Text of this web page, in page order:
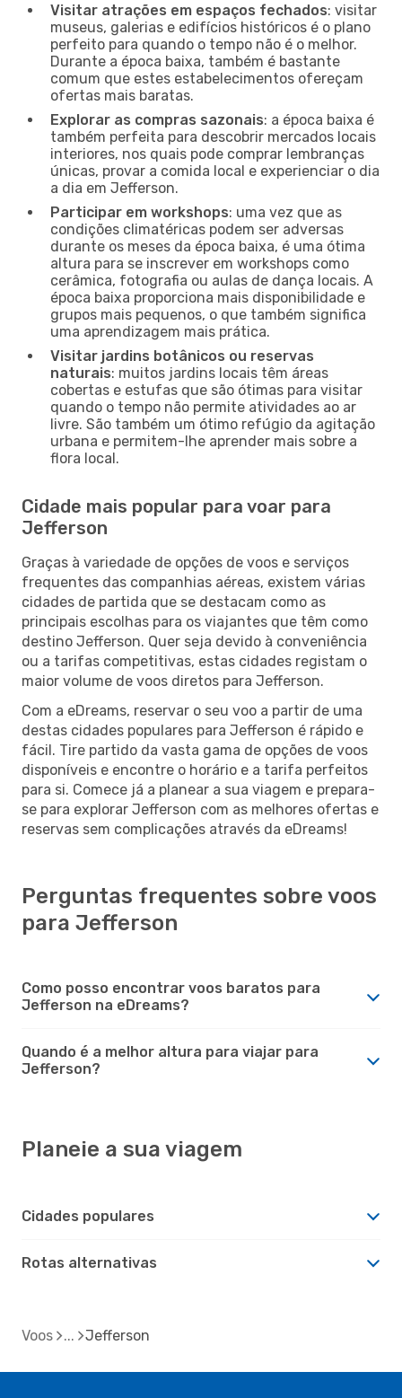
Visitar atrações em espaços fechados: visitar
museus, galerias e edifícios históricos é o plano
perfeito para quando o tempo não é o melhor.
Durante a época baixa, também é bastante
comum que estes estabelecimentos ofereçam
ofertas mais baratas.
Explorar as compras sazonais: a época baixa é
também perfeita para descobrir mercados locais
interiores, nos quais pode comprar lembranças
únicas, provar a comida local e experienciar o dia
a dia em Jefferson.
Participar em workshops: uma vez que as
condições climatéricas podem ser adversas
durante os meses da época baixa, é uma ótima
altura para se inscrever em workshops como
cerâmica, fotografia ou aulas de dança locais. A
época baixa proporciona mais disponibilidade e
grupos mais pequenos, o que também significa
uma aprendizagem mais prática.
Visitar jardins botânicos ou reservas
naturais: muitos jardins locais têm áreas
cobertas e estufas que são ótimas para visitar
quando o tempo não permite atividades ao ar
livre. São também um ótimo refúgio da agitação
urbana e permitem-lhe aprender mais sobre a
flora local.
Cidade mais popular para voar para
Jefferson
Graças à variedade de opções de voos e serviços
frequentes das companhias aéreas, existem várias
cidades de partida que se destacam como as
principais escolhas para os viajantes que têm como
destino Jefferson. Quer seja devido à conveniência
ou a tarifas competitivas, estas cidades registam o
maior volume de voos diretos para Jefferson.
Com a eDreams, reservar o seu voo a partir de uma
destas cidades populares para Jefferson é rápido e
fácil. Tire partido da vasta gama de opções de voos
disponíveis e encontre o horário e a tarifa perfeitos
para si. Comece já a planear a sua viagem e prepara-
se para explorar Jefferson com as melhores ofertas e
reservas sem complicações através da eDreams!
Perguntas frequentes sobre voos
para Jefferson
Como posso encontrar voos baratos para
Jefferson na eDreams?
Quando é a melhor altura para viajar para
Jefferson?
Planeie a sua viagem
Cidades populares
Rotas alternativas
Voos Jefferson